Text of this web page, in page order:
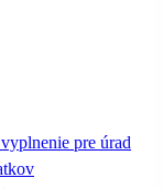
pre úrad